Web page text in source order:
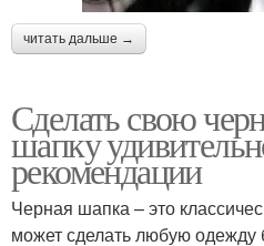
читать дальше →
Сделать свою
шапку
рекомендации
Черная шапка – это
может сделать любую одежду